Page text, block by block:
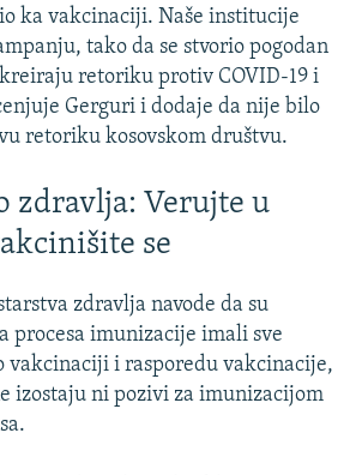
ka vakcinaciji. Naše institucije
tako da se stvorio pogodan
retoriku protiv COVID-19 i
Gerguri i dodaje da nije bilo
retoriku kosovskom društvu.
zdravlja: Verujte u
se
zdravlja navode da su
procesa imunizacije imali sve
vakcinaciji i rasporedu vakcinacije,
izostaju ni pozivi za imunizacijom